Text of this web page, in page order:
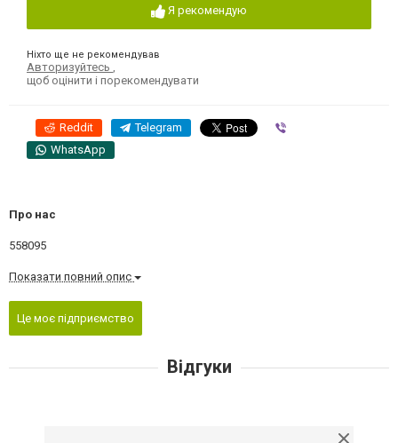
Я рекомендую
Ніхто ще не рекомендував
Авторизуйтесь
щоб оцінити і порекомендувати
Reddit Telegram
WhatsApp
Про нас
558095
Показати повний опис
Це моє підприємство
Відгуки